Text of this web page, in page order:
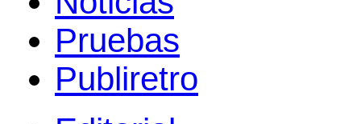
Pruebas
Publiretro